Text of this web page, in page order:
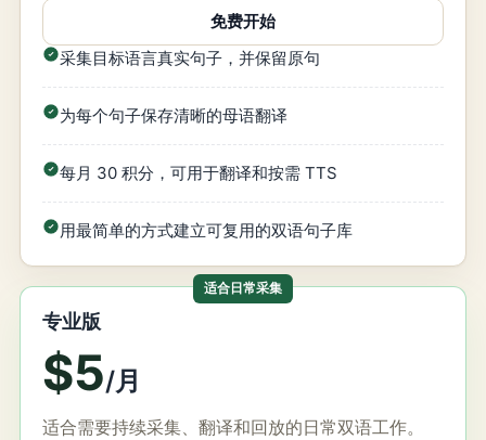
免费开始
采集目标语言真实句子，并保留原句
为每个句子保存清晰的母语翻译
每月 30 积分，可用于翻译和按需 TTS
用最简单的方式建立可复用的双语句子库
适合日常采集
专业版
$5/月
适合需要持续采集、翻译和回放的日常双语工作。